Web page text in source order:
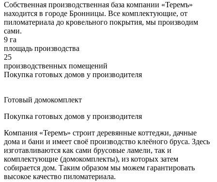
Собственная производственная база компании «Теремъ»
находится в городе Бронницы. Все комплектующие, от
пиломатериала до кровельного покрытия, мы производим
сами.
9 га
площадь производства
25
производственных помещений
Покупка готовых домов у производителя
Готовый домокомплект
Покупка готовых домов у производителя
Компания «Теремъ» строит деревянные коттеджи, дачные
дома и бани и имеет своё производство клеёного бруса. Здесь
изготавливаются как сами брусовые ламели, так и
комплектующие (домокомплекты), из которых затем
собирается дом. Таким образом мы можем гарантировать
высокое качество пиломатериала.